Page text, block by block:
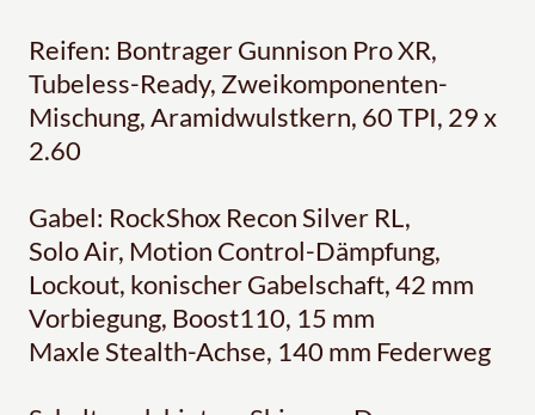
Reifen: Bontrager Gunnison Pro XR,
Tubeless-Ready, Zweikomponenten-
Mischung, Aramidwulstkern, 60 TPI, 29 x
2.60
Gabel: RockShox Recon Silver RL,
Solo Air, Motion Control-Dämpfung,
Lockout, konischer Gabelschaft, 42 mm
Vorbiegung, Boost110, 15 mm
Maxle Stealth-Achse, 140 mm Federweg